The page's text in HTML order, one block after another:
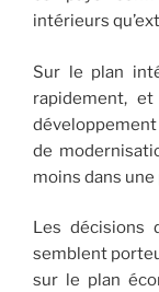
intérieurs
Sur le plan
rapidement,
de
moins dans
Les décisions
semblent
sur le plan